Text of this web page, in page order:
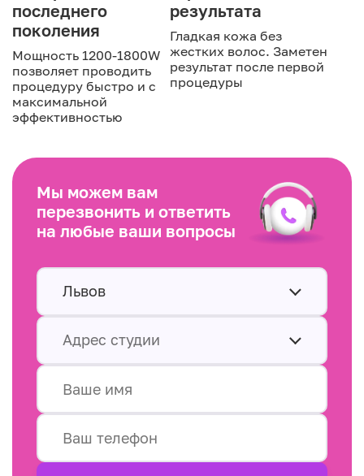
последнего
поколения
Мощность 1200-1800W
позволяет проводить
процедуру быстро и с
максимальной
эффективностью
результата
Гладкая кожа без
жестких волос. Заметен
результат после первой
процедуры
Мы можем вам
перезвонить и ответить
на любые ваши вопросы
Львов
Адрес студии